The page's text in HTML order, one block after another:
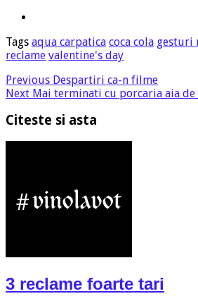
Tags aqua carpatica coca cola gesturi
reclame valentine's day
Previous Despartiri ca-n filme
Next Mai terminati cu porcaria aia de
Citeste si asta
3 reclame foarte tari